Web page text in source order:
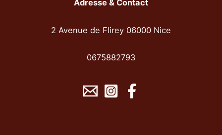
Adresse & Contact
2 Avenue de Flirey 06000 Nice
0675882793